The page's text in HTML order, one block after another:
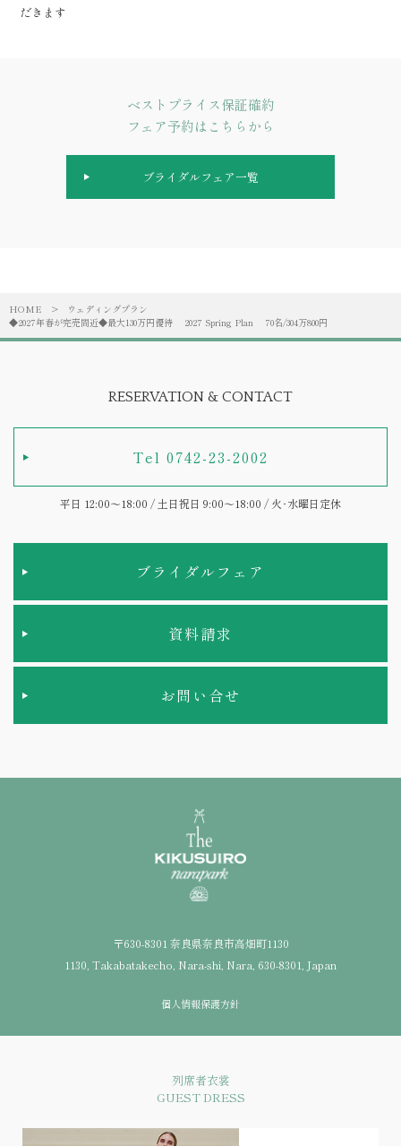
だきます
ベストプライス保証確約
フェア予約はこちらから
ブライダルフェア一覧
HOME >
ウェディングプラン
◆2027年春が完売間近◆最大130万円優待 2027 Spring Plan 70名/304万800円
RESERVATION & CONTACT
Tel 0742-23-2002
平日 12:00～18:00 / 土日祝日 9:00～18:00 / 火･水曜日定休
ブライダルフェア
資料請求
お問い合せ
〒630-8301 奈良県奈良市高畑町1130
1130, Takabatakecho, Nara-shi, Nara, 630-8301, Japan
個人情報保護方針
列席者衣裳
GUEST DRESS